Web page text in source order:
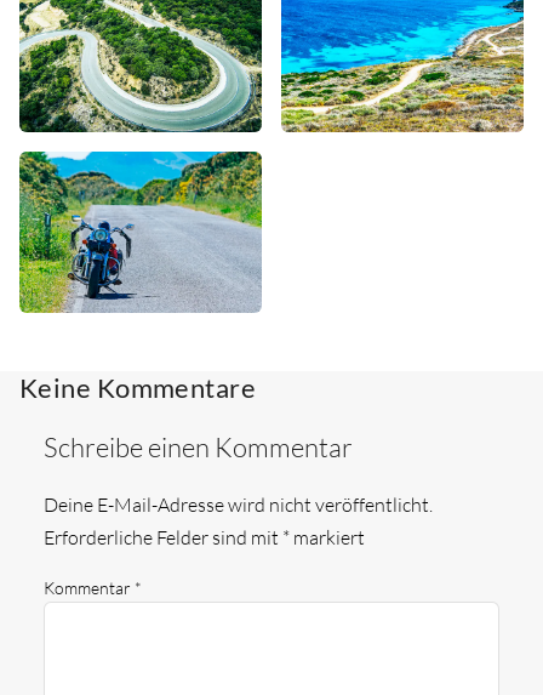
Keine Kommentare
Schreibe einen Kommentar
Deine E-Mail-Adresse wird nicht veröffentlicht.
Erforderliche Felder sind mit * markiert
Kommentar *